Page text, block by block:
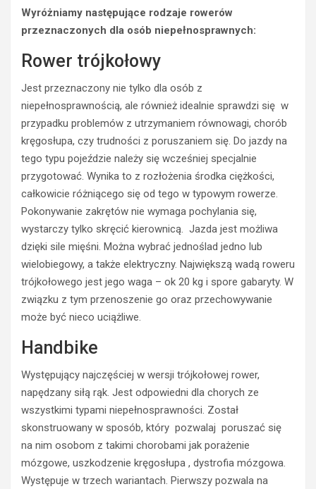
Wyróżniamy następujące rodzaje rowerów
przeznaczonych dla osób niepełnosprawnych:
Rower trójkołowy
Jest przeznaczony nie tylko dla osób z
niepełnosprawnością, ale również idealnie sprawdzi się w
przypadku problemów z utrzymaniem równowagi, chorób
kręgosłupa, czy trudności z poruszaniem się. Do jazdy na
tego typu pojeździe należy się wcześniej specjalnie
przygotować. Wynika to z rozłożenia środka ciężkości,
całkowicie różniącego się od tego w typowym rowerze.
Pokonywanie zakrętów nie wymaga pochylania się,
wystarczy tylko skręcić kierownicą. Jazda jest możliwa
dzięki sile mięśni. Można wybrać jednoślad jedno lub
wielobiegowy, a także elektryczny. Największą wadą roweru
trójkołowego jest jego waga – ok 20 kg i spore gabaryty. W
związku z tym przenoszenie go oraz przechowywanie
może być nieco uciążliwe.
Handbike
Występujący najczęściej w wersji trójkołowej rower,
napędzany siłą rąk. Jest odpowiedni dla chorych ze
wszystkimi typami niepełnosprawności. Został
skonstruowany w sposób, który pozwalaj poruszać się
na nim osobom z takimi chorobami jak porażenie
mózgowe, uszkodzenie kręgosłupa , dystrofia mózgowa.
Występuje w trzech wariantach. Pierwszy pozwala na
ROWER
a
k
w
y
g
ą
d
a
k
o
w
e
s
o
w
e
u
n
a
e
TURYSTYKA
A
k
y
w
n
w
e
k
e
d
w
g
ó